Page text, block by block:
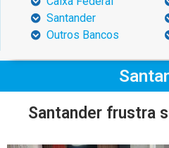
Santander
Outros Bancos
Santander frustra